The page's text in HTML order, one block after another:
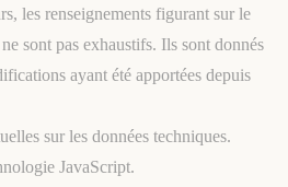
les renseignements figurant sur le
sont pas exhaustifs. Ils sont donnés
ayant été apportées depuis
sur les données techniques.
JavaScript.